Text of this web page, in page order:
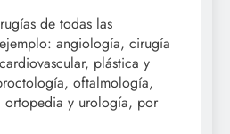
de todas las
angiología, cirugía
plástica y
oftalmología,
y urología, por